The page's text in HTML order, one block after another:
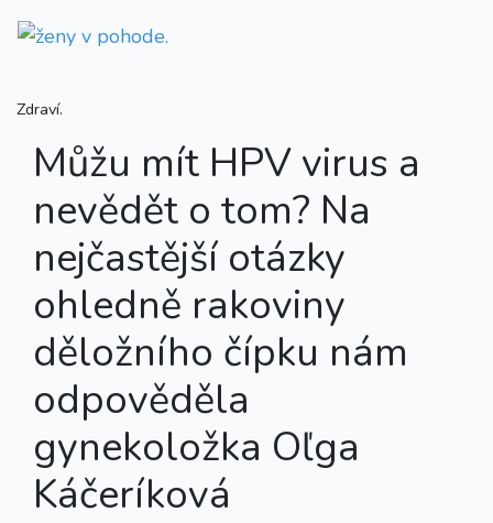
Zdraví.
Můžu mít HPV virus a
nevědět o tom? Na
nejčastější otázky
ohledně rakoviny
děložního čípku nám
odpověděla
gynekoložka Oľga
Káčeríková